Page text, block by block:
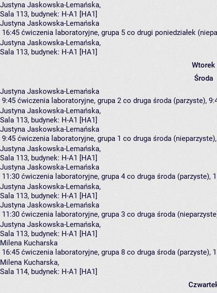
Justyna Jaskowska-Lemańska,
Sala 113, budynek: H-A1 [HA1]
Justyna Jaskowska-Lemańska
16:45 ćwiczenia laboratoryjne, grupa 5 co drugi poniedziałek
Justyna Jaskowska-Lemańska,
Sala 113, budynek: H-A1 [HA1]
Wtorek
Środa
Justyna Jaskowska-Lemańska
9:45 ćwiczenia laboratoryjne, grupa 2 co druga środa (parzyste),
Justyna Jaskowska-Lemańska,
Sala 113, budynek: H-A1 [HA1]
Justyna Jaskowska-Lemańska
9:45 ćwiczenia laboratoryjne, grupa 1 co druga środa
Justyna Jaskowska-Lemańska,
Sala 113, budynek: H-A1 [HA1]
Justyna Jaskowska-Lemańska
11:30 ćwiczenia laboratoryjne, grupa 4 co druga środa (parzyste),
Justyna Jaskowska-Lemańska,
Sala 113, budynek: H-A1 [HA1]
Justyna Jaskowska-Lemańska
11:30 ćwiczenia laboratoryjne, grupa 3 co druga środa
Justyna Jaskowska-Lemańska,
Sala 113, budynek: H-A1 [HA1]
Milena Kucharska
16:45 ćwiczenia laboratoryjne, grupa 8 co druga środa (parzyste),
Milena Kucharska,
Sala 114, budynek: H-A1 [HA1]